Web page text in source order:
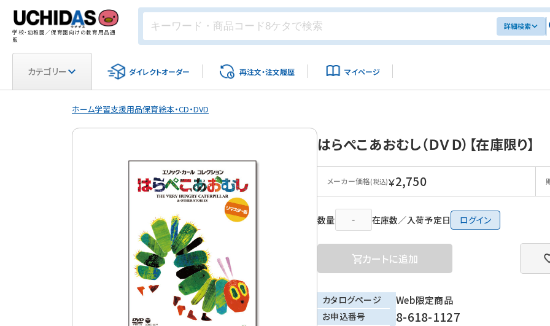
学校・幼稚園／保育園向けの教育用品通
販
詳細検索
カテゴリー ダイレクトオーダー 再注文・注文履歴 マイページ
ホーム学習支援用品保育絵本・CD・DVD
はらぺこあおむし（ＤＶＤ）【在庫限り】
メーカー価格(税込)￥2,750
数量 在庫数／入荷予定日 ログイン
カートに追加
カタログページ Web限定商品
お申込番号 8-618-1127